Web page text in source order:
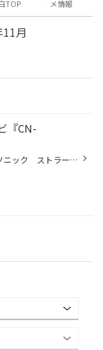
TOP
メ情報
月
『CN-
当店一押しナビ！ パナソニック ストラーダ ８GBポータブルSDナビ『CN-MP500』 渋滞情報 ワンセグもOK タッチパネルで操作らくらく！ ドライブのお共におススメです。 手軽にナビをお探しの方には是非！！ 店内に展示もしてますので操作して見て下さい(^^)